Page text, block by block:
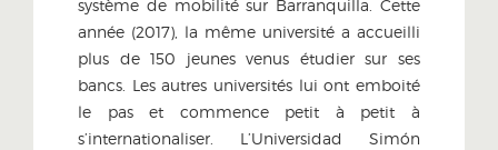
système de mobilité sur Barranquilla. Cette
année (2017), la même université a accueilli
plus de 150 jeunes venus étudier sur ses
bancs. Les autres universités lui ont emboité
le pas et commence petit à petit à
s’internationaliser. L’Universidad Simón